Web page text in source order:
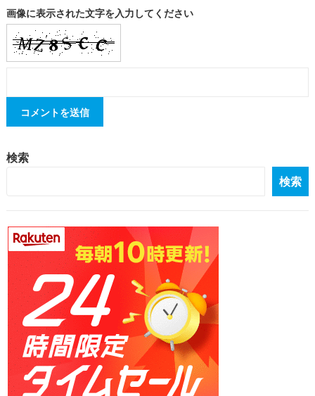
画像に表示された文字を入力してください
検索
検索